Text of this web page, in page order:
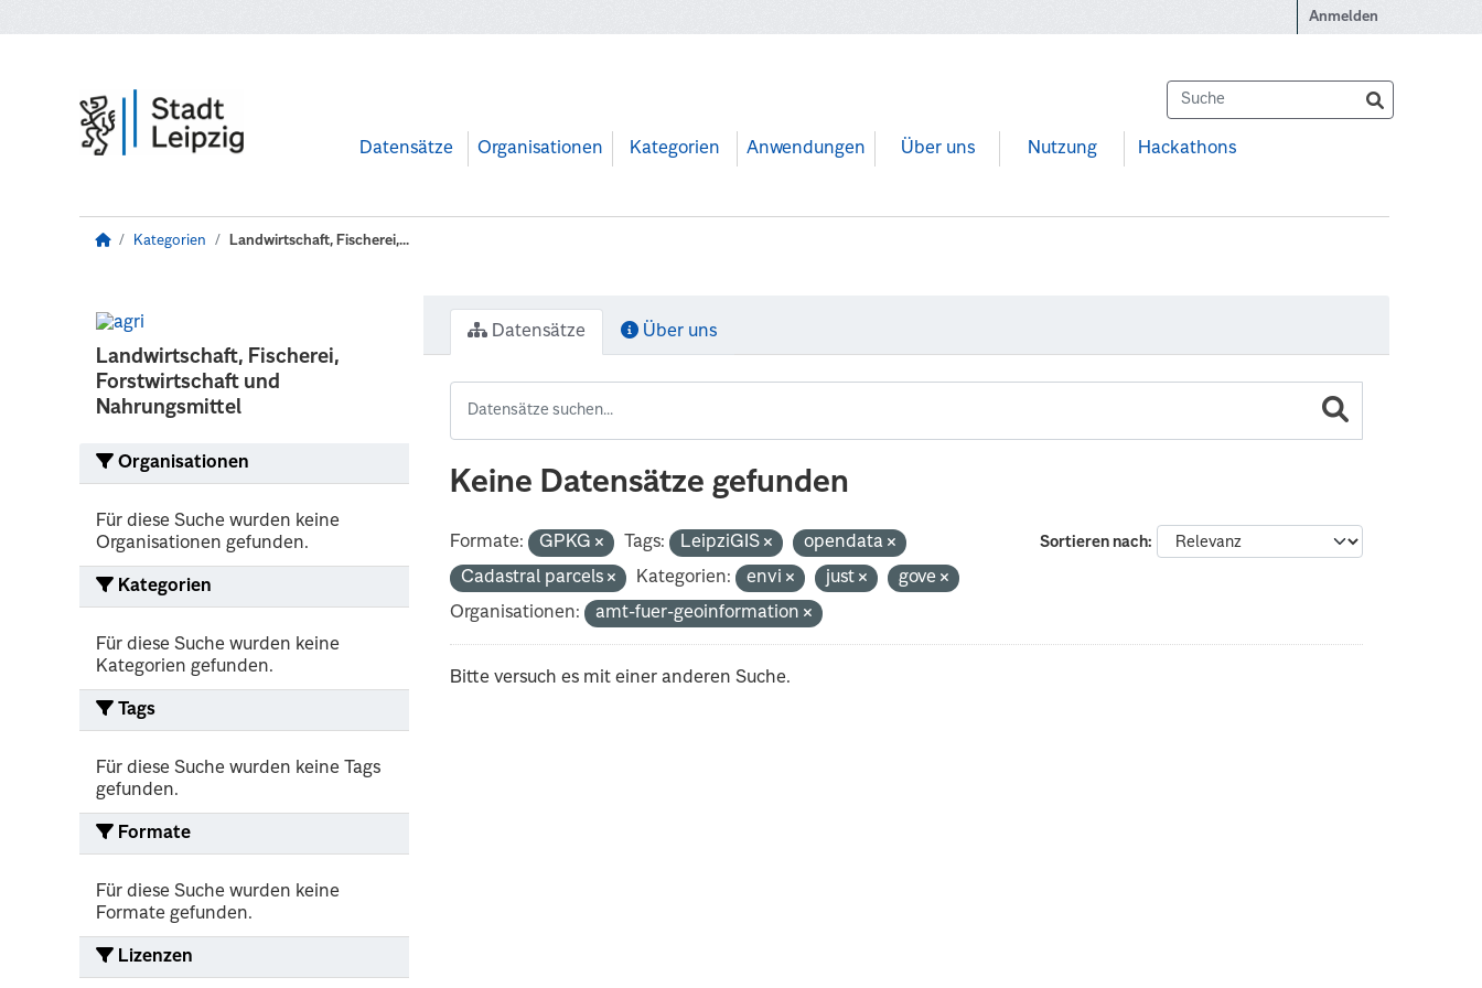
Anmelden
Datensätze Organisationen Kategorien Anwendungen Über uns Nutzung Hackathons
Kategorien Landwirtschaft, Fischerei,...
Landwirtschaft, Fischerei,
Forstwirtschaft und
Nahrungsmittel
Organisationen
Für diese Suche wurden keine
Organisationen gefunden.
Kategorien
Für diese Suche wurden keine
Kategorien gefunden.
Tags
Für diese Suche wurden keine Tags
gefunden.
Formate
Für diese Suche wurden keine
Formate gefunden.
Lizenzen
Datensätze Über uns
Keine Datensätze gefunden
Sortieren nach
Formate: GPKG Tags: LeipziGIS
opendata
Cadastral parcels
Kategorien: envi just
gove
Organisationen:
amt-fuer-geoinformation
Bitte versuch es mit einer anderen Suche.